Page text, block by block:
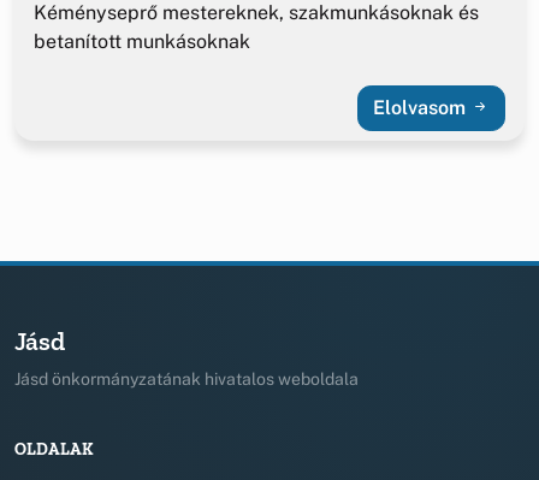
Kéményseprő mestereknek, szakmunkásoknak és
betanított munkásoknak
Elolvasom
Jásd
Jásd önkormányzatának hivatalos weboldala
OLDALAK